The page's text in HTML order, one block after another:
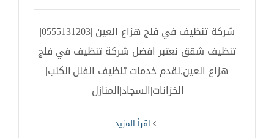
شركة تنظيف في فلج هزاع العين |0555131203|
تنظيف شقق نعتبر افضل شركة تنظيف في فلج
هزاع العين,نقدم خدمات تنظيف الفلل|الكنب|
الخزانات|السجاد|المنازل|